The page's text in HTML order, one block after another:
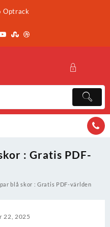
Optrack
: Gratis PDF-
blå skor : Gratis PDF-världen
22, 2025